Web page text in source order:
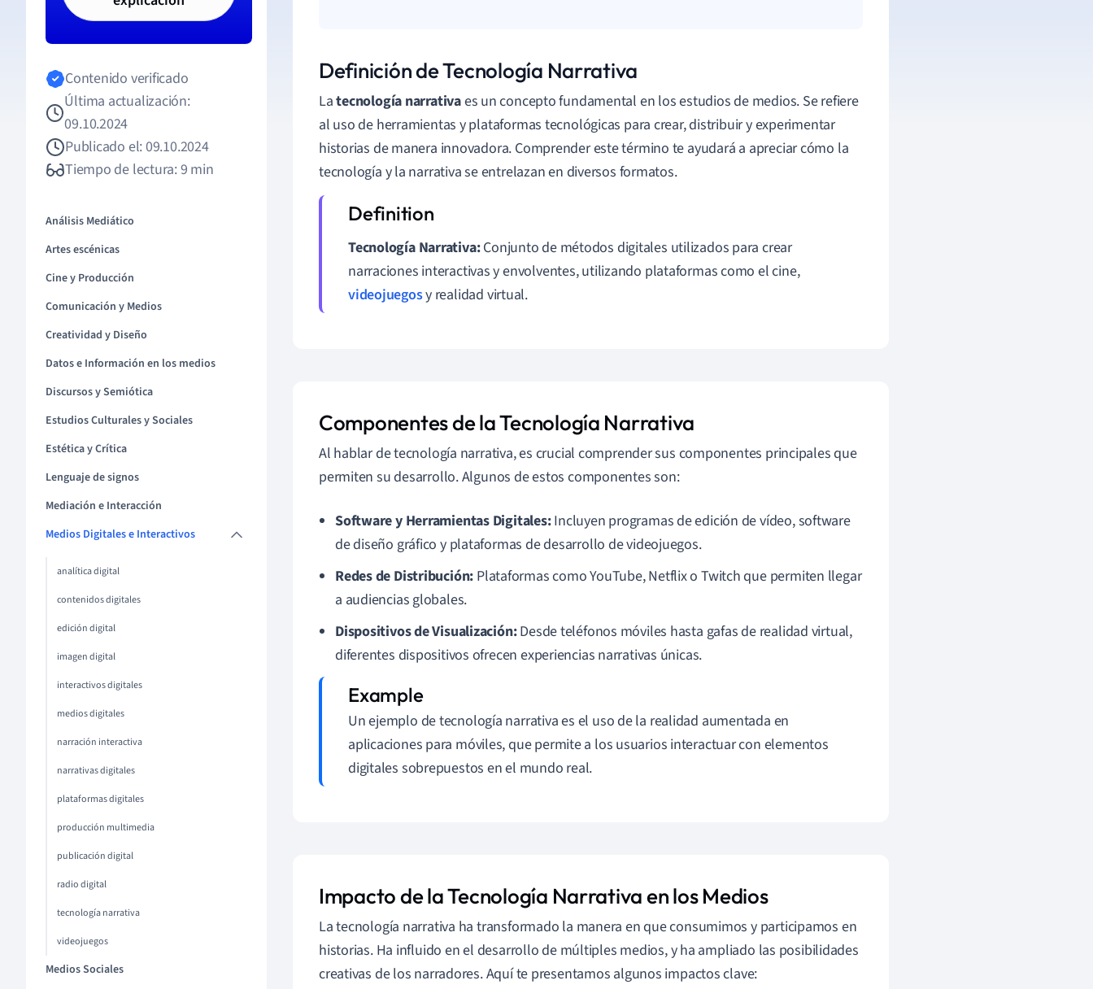
Contenido verificado
Última actualización:
09.10.2024
Publicado el: 09.10.2024
Tiempo de lectura: 9 min
Análisis Mediático
Artes escénicas
Cine y Producción
Comunicación y Medios
Creatividad y Diseño
Datos e Información en los medios
Discursos y Semiótica
Estudios Culturales y Sociales
Estética y Crítica
Lenguaje de signos
Mediación e Interacción
Medios Digitales e Interactivos
analítica digital
contenidos digitales
edición digital
imagen digital
interactivos digitales
medios digitales
narración interactiva
narrativas digitales
plataformas digitales
producción multimedia
publicación digital
radio digital
tecnología narrativa
videojuegos
Medios Sociales
Definición de Tecnología Narrativa
Latecnología narrativaes un concepto fundamental en los estudios de medios. Se refiere
al uso de herramientas y plataformas tecnológicas para crear, distribuir y experimentar
historias de manera innovadora. Comprender este término te ayudará a apreciar cómo la
tecnología y la narrativa se entrelazan en diversos formatos.
Tecnología Narrativa:Conjunto de métodos digitales utilizados para crear
narraciones interactivas y envolventes, utilizando plataformas como el cine,
videojuegosy realidad virtual.
Componentes de la Tecnología Narrativa
Al hablar de tecnología narrativa, es crucial comprender sus componentes principales que
permiten su desarrollo. Algunos de estos componentes son:
Software y Herramientas Digitales:Incluyen programas de edición de vídeo, software
de diseño gráfico y plataformas de desarrollo de videojuegos.
Redes de Distribución: Plataformas como YouTube, Netflix o Twitch que permiten llegar
a audiencias globales.
Dispositivos de Visualización:Desde teléfonos móviles hasta gafas de realidad virtual,
diferentes dispositivos ofrecen experiencias narrativas únicas.
Un ejemplo de tecnología narrativa es el uso de la realidad aumentada en
aplicaciones para móviles, que permite a los usuarios interactuar con elementos
digitales sobrepuestos en el mundo real.
Impacto de la Tecnología Narrativa en los Medios
La tecnología narrativa ha transformado la manera en que consumimos y participamos en
historias. Ha influido en el desarrollo de múltiples medios, y ha ampliado las posibilidades
creativas de los narradores. Aquí te presentamos algunos impactos clave: